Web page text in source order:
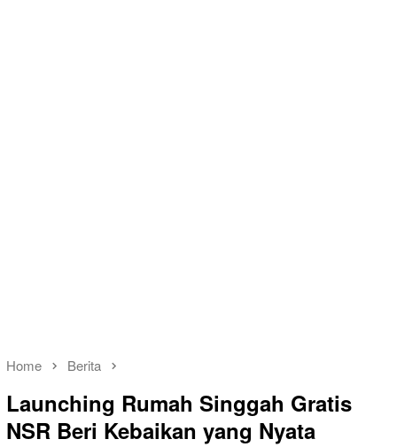
Home Berita
Launching Rumah Singgah Gratis
NSR Beri Kebaikan yang Nyata